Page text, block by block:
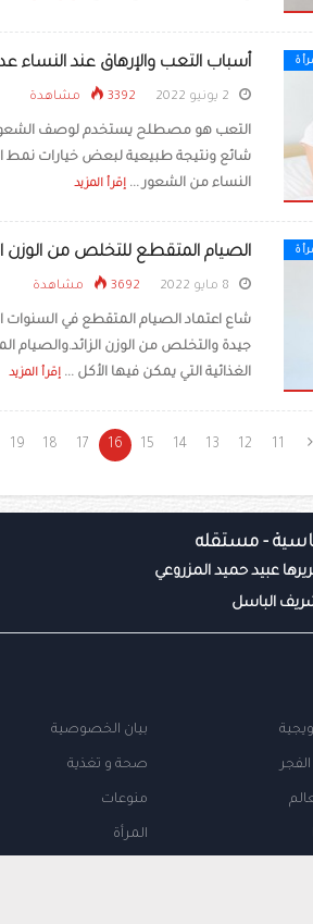
أسباب التعب والإرهاق عند النساء
3392 مشاهدة
التعب هو مصطلح يستخدم لوصف الشعور
شائع ونتيجة طبيعية لبعض خيارات نمط
النساء من الشعور ... إقرأ المزيد
الصيام المتقطع للتخلص من الوزن
3692 مشاهدة
شاع اعتماد الصيام المتقطع في السنوات
جيدة والتخلص من الوزن
الغذائية التي يمكن فيها الأكل ... إقرأ المزيد
11
12
13
14
15
16
17
18
19
- مستقله
شريف الباسل
بيان الخصوصية
صحة و تغذية
منوعات
المرأة